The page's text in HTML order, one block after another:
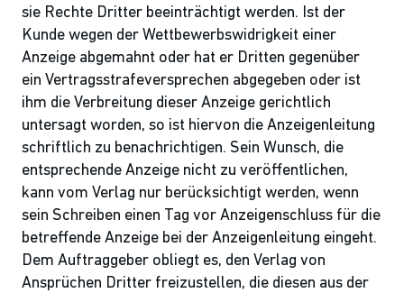
sie Rechte Dritter beeinträchtigt werden. Ist der
Kunde wegen der Wettbewerbswidrigkeit einer
Anzeige abgemahnt oder hat er Dritten gegenüber
ein Vertragsstrafeversprechen abgegeben oder ist
ihm die Verbreitung dieser Anzeige gerichtlich
untersagt worden, so ist hiervon die Anzeigenleitung
schriftlich zu benachrichtigen. Sein Wunsch, die
entsprechende Anzeige nicht zu veröffentlichen,
kann vom Verlag nur berücksichtigt werden, wenn
sein Schreiben einen Tag vor Anzeigenschluss für die
betreffende Anzeige bei der Anzeigenleitung eingeht.
Dem Auftraggeber obliegt es, den Verlag von
Ansprüchen Dritter freizustellen, die diesen aus der